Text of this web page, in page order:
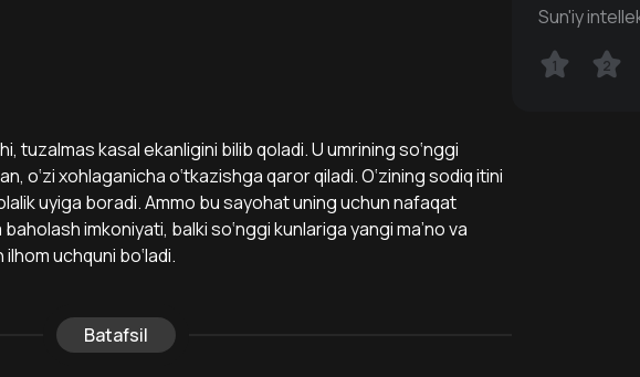
tuzalmas kasal ekanligini bilib qoladi. U umrining so‘nggi
o‘zi xohlaganicha o‘tkazishga qaror qiladi. O‘zining sodiq itini
uyiga boradi. Ammo bu sayohat uning uchun nafaqat
imkoniyati, balki so‘nggi kunlariga yangi ma’no va
uchquni bo‘ladi.
Batafsil
Sun'iy
1 2
1 2